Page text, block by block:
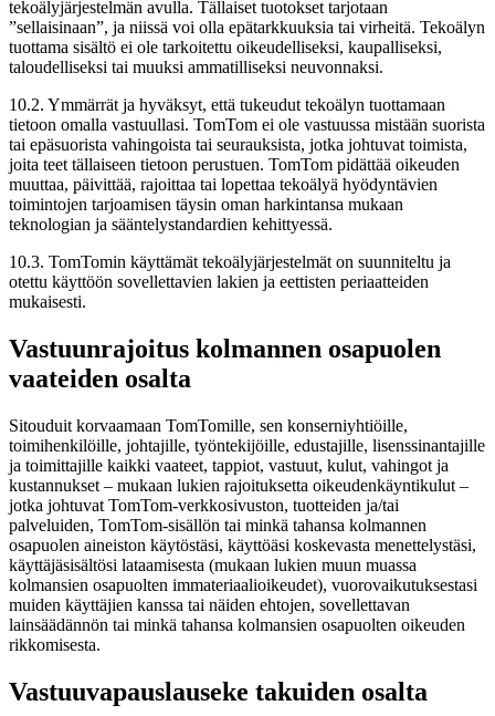
tekoälyjärjestelmän avulla. Tällaiset tuotokset tarjotaan
”sellaisinaan”, ja niissä voi olla epätarkkuuksia tai virheitä. Tekoälyn
tuottama sisältö ei ole tarkoitettu oikeudelliseksi, kaupalliseksi,
taloudelliseksi tai muuksi ammatilliseksi neuvonnaksi.
10.2. Ymmärrät ja hyväksyt, että tukeudut tekoälyn tuottamaan
tietoon omalla vastuullasi. TomTom ei ole vastuussa mistään suorista
tai epäsuorista vahingoista tai seurauksista, jotka johtuvat toimista,
joita teet tällaiseen tietoon perustuen. TomTom pidättää oikeuden
muuttaa, päivittää, rajoittaa tai lopettaa tekoälyä hyödyntävien
toimintojen tarjoamisen täysin oman harkintansa mukaan
teknologian ja sääntelystandardien kehittyessä.
10.3. TomTomin käyttämät tekoälyjärjestelmät on suunniteltu ja
otettu käyttöön sovellettavien lakien ja eettisten periaatteiden
mukaisesti.
Vastuunrajoitus kolmannen osapuolen
vaateiden osalta
Sitouduit korvaamaan TomTomille, sen konserniyhtiöille,
toimihenkilöille, johtajille, työntekijöille, edustajille, lisenssinantajille
ja toimittajille kaikki vaateet, tappiot, vastuut, kulut, vahingot ja
kustannukset – mukaan lukien rajoituksetta oikeudenkäyntikulut –
jotka johtuvat TomTom-verkkosivuston, tuotteiden ja/tai
palveluiden, TomTom-sisällön tai minkä tahansa kolmannen
osapuolen aineiston käytöstäsi, käyttöäsi koskevasta menettelystäsi,
käyttäjäsisältösi lataamisesta (mukaan lukien muun muassa
kolmansien osapuolten immateriaalioikeudet), vuorovaikutuksestasi
muiden käyttäjien kanssa tai näiden ehtojen, sovellettavan
lainsäädännön tai minkä tahansa kolmansien osapuolten oikeuden
rikkomisesta.
Vastuuvapauslauseke takuiden osalta